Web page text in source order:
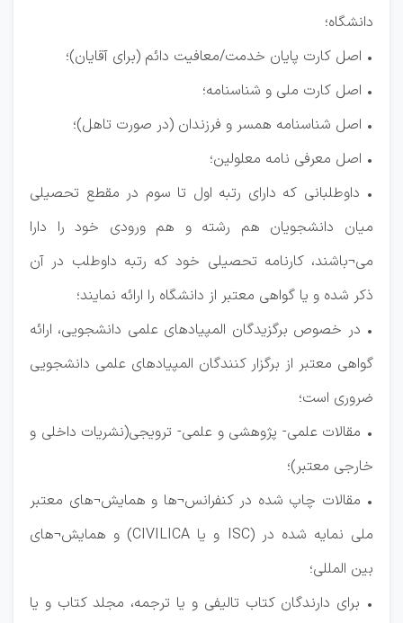
دانشگاه؛
• اصل كارت پایان خدمت/معافیت دائم (برای آقایان)؛
• اصل كارت ملی و شناسنامه؛
• اصل شناسنامه همسر و فرزندان (در صورت تاهل)؛
• ‌اصل معرفی نامه معلولین؛
• داوطلبانی که دارای رتبه اول تا سوم در مقطع تحصیلی
میان دانشجویان هم رشته و هم ورودی خود را دارا
می¬باشند، کارنامه تحصیلی خود که رتبه داوطلب در آن
ذکر شده و یا گواهی معتبر از دانشگاه را ارائه نمایند؛
• در خصوص برگزیدگان المپیادهای علمی دانشجویی، ارائه
گواهی معتبر از برگزار کنندگان المپیادهای علمی دانشجویی
ضروری است؛
• مقالات علمی- پژوهشی و علمی- ترویجی(نشریات داخلی و
خارجی معتبر)؛
• مقالات چاپ شده در کنفرانس¬ها و همایش¬های معتبر
ملی نمایه شده در (ISC و یا CIVILICA) و همایش¬های
بین المللی؛
• برای دارندگان کتاب تالیفی و یا ترجمه، مجلد کتاب و یا